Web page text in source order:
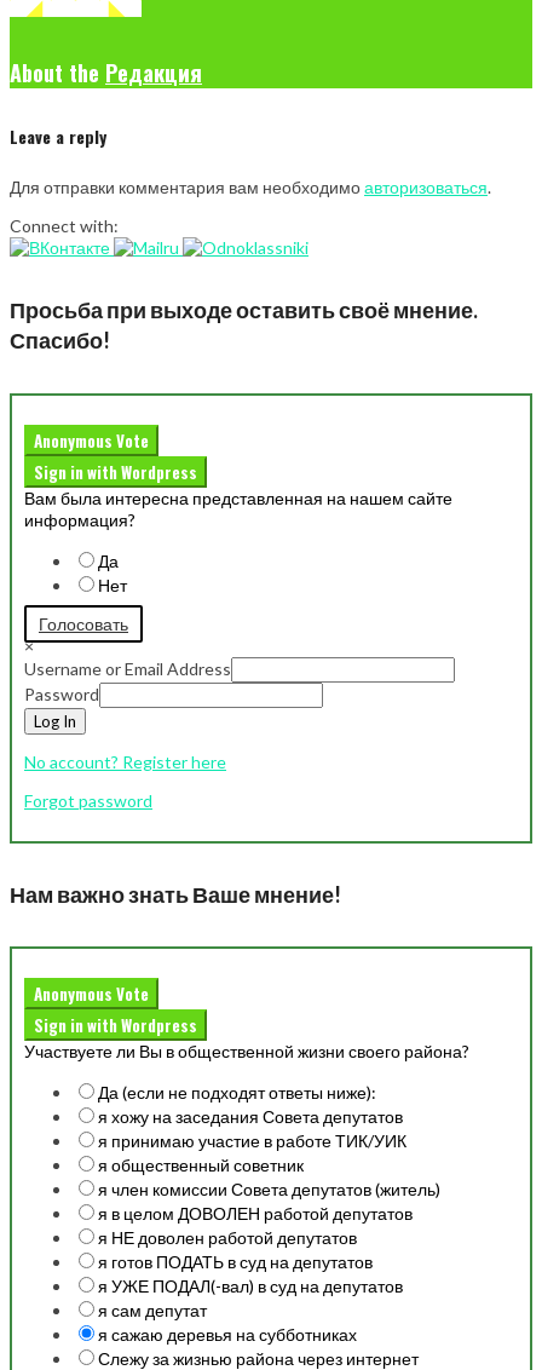
About the Редакция
Leave a reply
Для отправки комментария вам необходимоавторизоваться.
Connect with:
Просьба при выходе оставить своё мнение.
Спасибо!
Anonymous Vote
Sign in with Wordpress
Вам была интересна представленная на нашем сайте
информация?
Да
Нет
Голосовать
×
Username or Email Address
Password
Log In
No account? Register here
Forgot password
Нам важно знать Ваше мнение!
Anonymous Vote
Sign in with Wordpress
Участвуете ли Вы в общественной жизни своего района?
Да (если не подходят ответы ниже):
я хожу на заседания Совета депутатов
я принимаю участие в работе ТИК/УИК
я общественный советник
я член комиссии Совета депутатов (житель)
я в целом ДОВОЛЕН работой депутатов
я НЕ доволен работой депутатов
я готов ПОДАТЬ в суд на депутатов
я УЖЕ ПОДАЛ(-вал) в суд на депутатов
я сам депутат
я сажаю деревья на субботниках
Слежу за жизнью района через интернет